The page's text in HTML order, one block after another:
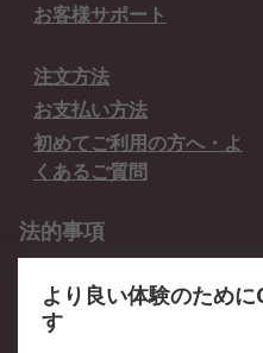
お客様サポート
注文方法
お支払い方法
初めてご利用の方へ・よ
くあるご質問
法的事項
クッキーポリシー
より良い体験のため
す